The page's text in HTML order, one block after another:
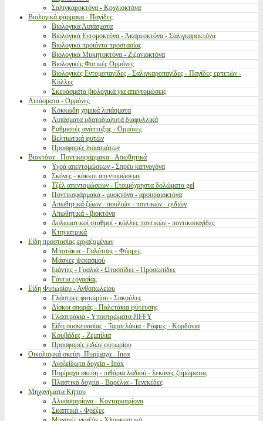
Σαλιγκαροκτόνα - Κοχλιοκτόνα
Βιολογικά φάρμακα - Παγίδες
Βιολογικά Λιπάσματα
Βιολογικά Εντομοκτόνα - Ακαρεοκτόνα - Σαλιγκαροκτόνα
Βιολογικά προιόντα προστασίας
Βιολογικά Μυκητοκτόνα - Ζιζανιοκτόνα
Βιολογικές Φυτικές Ορμόνες
Βιολογικές Εντομοπαγίδες - Σαλιγκαροπαγίδες - Παγίδες ερπετών -
Κόλλες
Σκευάσματα βιολογικά για απεντομώσεις
Λιπάσματα - Ορμόνες
Κοκκώδη χημικά λιπάσματα
Λιπάσματα υδατοδιαλυτά διαφυλλικά
Ρυθμιστές ανάπτυξης - Ορμόνες
Βελτιωτικά φυτών
Προσφορές λιπασμάτων
Βιοκτόνα - Ποντικοφάρμακα - Απωθητικά
Υγρά απεντομώσεων - Σπρέυ καπνογόνα
Σκόνες - κόκκοι απεντομώσεων
Τζέλ απεντομώσεων - Ετοιμόχρηστα δολώματα gel
Ποντικοφάρμακα - μυοκτόνα - αρουραιοκτόνα
Απωθητικά ζώων - πουλιών - ποντικών - φιδιών
Απωθητικά - βιοκτόνα
Δολωματικοί σταθμοί - κόλλες ποντικών - ποντικοπαγίδες
Κτηνιατρικά
Είδη προστασίας εργαζομένων
Μποτάκια - Γαλότσες - Φόρμες
Μάσκες ψεκασμού
Ιμάντες - Γυαλιά - Ωτασπίδες - Προσωπίδες
Γάντια εργασίας
Είδη Φυτωρίου - Ανθοπωλείου
Γλάστρες φυτωρίου - Σακούλες
Δίσκοι σποράς - Παλετάκια φύτευσης
Γλαστράκια - Υποστρώματα JIFFY
Είδη συσκευασίας - Ταμπελάκια - Ράφιες - Κορδόνια
Κουβάδες - Ζεμπίλια
Προσφορές ειδών φυτωρίου
Οικολογικά σκεύη- Πυρίμαχα - Inox
Ανοξείδωτα δοχεία - Inox
Πυρίμαχα σκεύη - πιθάρια λαδιού - λεκάνες ζυμώματος
Πλαστικά δοχεία - Βαρέλια - Τενεκέδες
Μηχανήματα Κήπου
Αλυσσοπρίονα - Κονταροπρίονα
Σκαπτικά - Φρέζες